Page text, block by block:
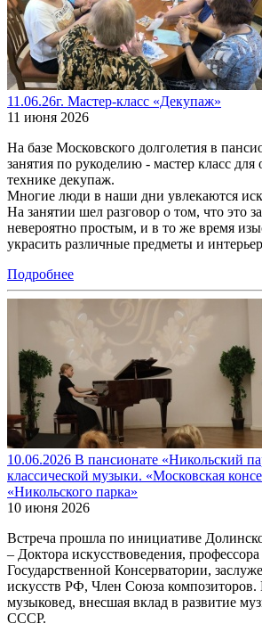
11.06.26г. Мастер-класс «Декупаж»
11 июня 2026
На базе Московского долголетия в
занятия по рукоделию - мастер класс
технике декупаж.
Многие люди в наши дни увлекаются
На занятии шел разговор о том, что это
невероятно простым, и в то же время
украсить различные предметы и
Подробнее
10.06.2026 В пансионате «Никольский
классической музыки. «Московская
«Никольского парка»
10 июня 2026
Встреча прошла по инициативе
– Доктора искусствоведения,
Государственной Консерватории,
искусств РФ, Член Союза
музыковед, внесшая вклад в развитие
СССР.